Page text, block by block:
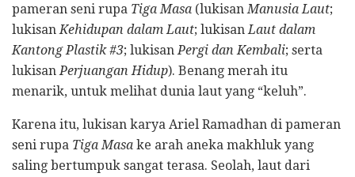
pameran seni rupa Tiga Masa (lukisan Manusia Laut;
lukisan Kehidupan dalam Laut; lukisan Laut dalam
Kantong Plastik #3; lukisan Pergi dan Kembali; serta
lukisan Perjuangan Hidup). Benang merah itu
menarik, untuk melihat dunia laut yang “keluh”.
Karena itu, lukisan karya Ariel Ramadhan di pameran
seni rupa Tiga Masa ke arah aneka makhluk yang
saling bertumpuk sangat terasa. Seolah, laut dari